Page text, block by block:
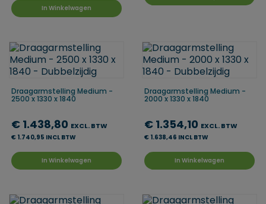
In Winkelwagen
Draagarmstelling Medium -
2500 x 1330 x 1840
€ 1.438,80 EXCL. BTW
€ 1.740,95 INCL BTW
In Winkelwagen
Draagarmstelling Medium -
2000 x 1330 x 1840
€ 1.354,10 EXCL. BTW
€ 1.638,46 INCL BTW
In Winkelwagen